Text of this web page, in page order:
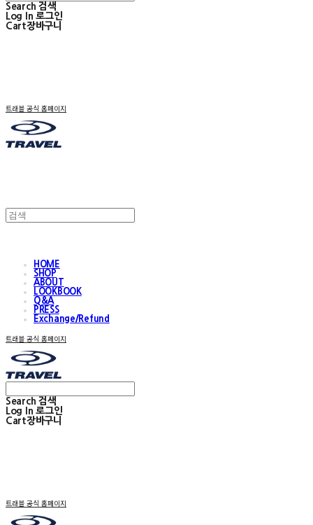
Search 검색
Log In 로그인
Cart장바구니
트래블 공식 홈페이지
HOME
SHOP
ABOUT
LOOKBOOK
Q&A
PRESS
Exchange/Refund
트래블 공식 홈페이지
Search 검색
Log In 로그인
Cart장바구니
트래블 공식 홈페이지